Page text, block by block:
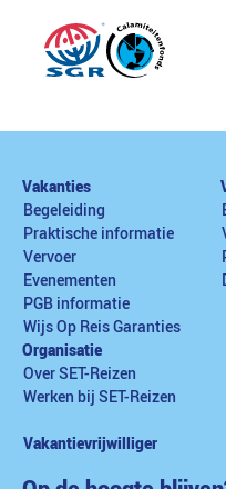
Vakanties
Begeleiding
Praktische informatie
Vervoer
Evenementen
PGB informatie
Wijs Op Reis Garanties
Organisatie
Over SET-Reizen
Werken bij SET-Reizen
Vakantievrijwilliger